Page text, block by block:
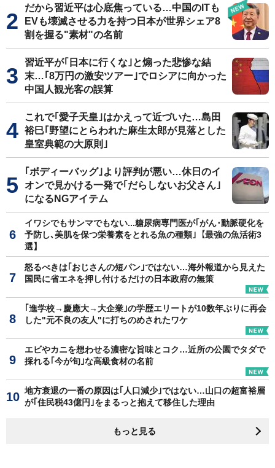
だから習近平は心底焦っている…中国のITも
EVも壊滅させる力を持つ日本が世界シェア8
割を握る"素材"の名前
習近平が｢日本に行くな｣と煽った悲惨な結
末…｢8万円の激安ツアー｣でロシアに向かった
中国人観光客の誤算
これで｢愛子天皇｣はかえって近づいた…島田
裕巳｢野望にとらわれた麻生太郎が見落とした
皇室典範の大原則｣
｢ボディーバッグ｣より評判が悪い…休日のイ
オンで見かける一発で｢だらしないお父さん｣
になるNGアイテム
イワシでもサンマでもない...糖尿病専門医が｢がん･動脈硬化を
予防し､美肌を保つ栄養素をとれる魚の種類｣【最強の魚活術3
選】
怒るべきは｢おじさんの短パン｣ではない…海外報道から見えた
国民に省エネを押し付けるだけの日本政府の無策
｢進学校→慶應大→大企業｣の学歴エリートが10数年ぶりに再会
した"元不良の友人"に打ちのめされたワケ
エビやカニを想わせる濃密な旨味とコク…近所の公園でタダで
採れる｢今が旬｣な高級食材の名前
地方衰退の一番の原因は｢人口減少｣ではない…山口の超富裕層
が｢住民税43億円｣をまるっと抱えて移住した理由
もっと見る